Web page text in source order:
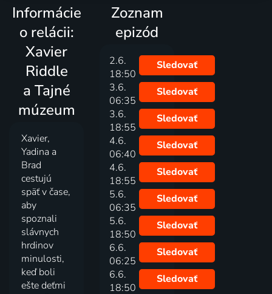
Informácie
o relácii:
Xavier
Riddle
a Tajné
múzeum
Xavier,
Yadina a
Brad
cestujú
späť v čase,
aby
spoznali
slávnych
hrdinov
minulosti,
keď boli
ešte deťmi
Zoznam
epizód
2.6.
18:50
Sledovať
3.6.
06:35
Sledovať
3.6.
18:55
Sledovať
4.6.
06:40
Sledovať
4.6.
18:55
Sledovať
5.6.
06:35
Sledovať
5.6.
18:50
Sledovať
6.6.
06:25
Sledovať
6.6.
18:50
Sledovať